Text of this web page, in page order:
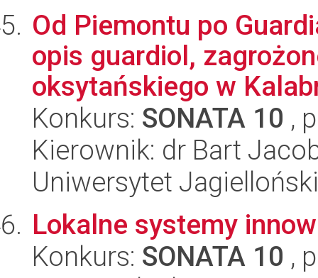
Od Piemontu po
opis guardiol,
oksytańskiego w
Konkurs: SONATA 10 ,
Kierownik: dr Bart
Uniwersytet
Lokalne systemy
Konkurs: SONATA 10 ,